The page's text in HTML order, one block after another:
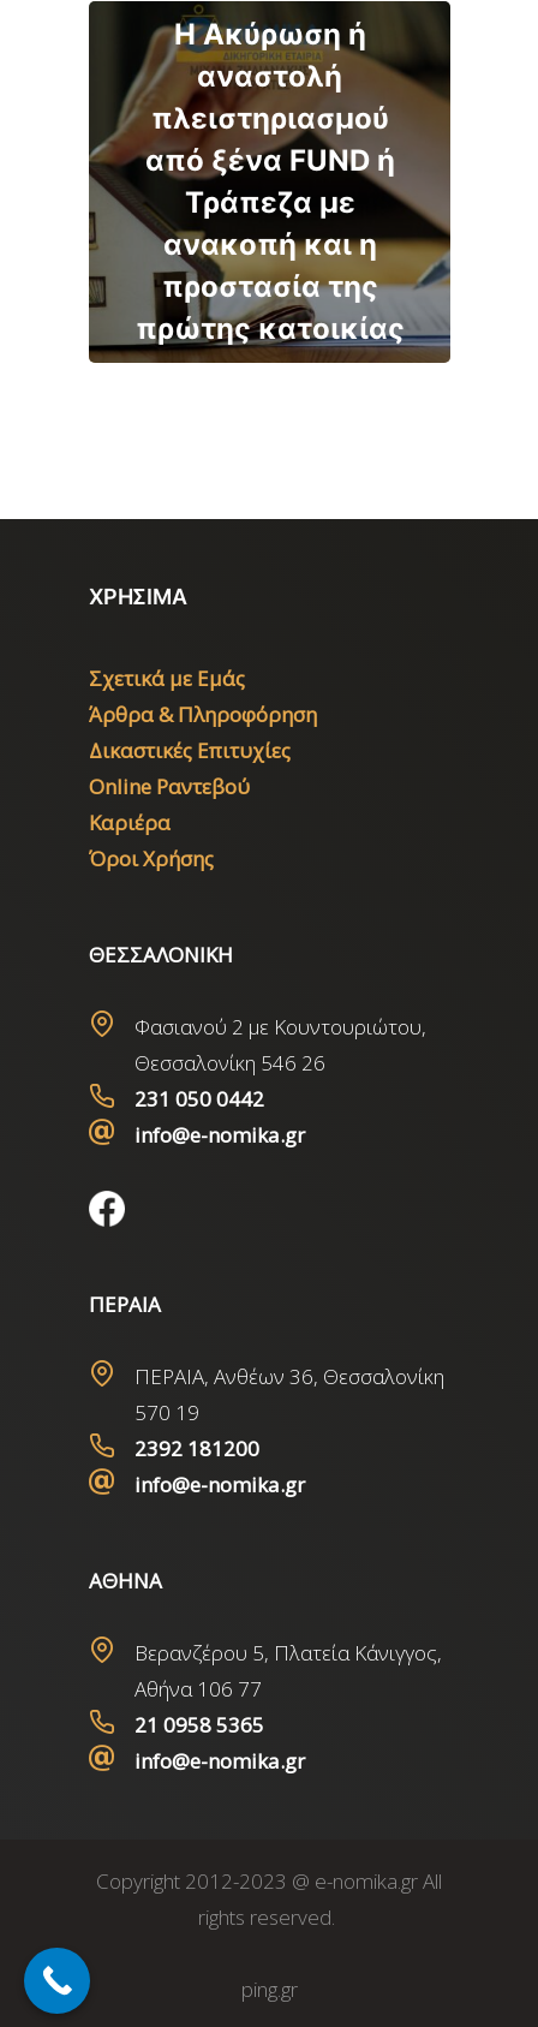
Η Ακύρωση ή
αναστολή
πλειστηριασμού
από ξένα FUND ή
Τράπεζα με
ανακοπή και η
προστασία της
πρώτης κατοικίας
ΧΡΗΣΙΜΑ
Σχετικά με Εμάς
Άρθρα & Πληροφόρηση
Δικαστικές Επιτυχίες
Online Ραντεβού
Καριέρα
Όροι Χρήσης
ΘΕΣΣΑΛΟΝΙΚΗ
Φασιανού 2 με Κουντουριώτου,
Θεσσαλονίκη 546 26
231 050 0442
info@e-nomika.gr
ΠΕΡΑΙΑ
ΠΕΡΑΙΑ, Ανθέων 36, Θεσσαλονίκη
570 19
2392 181200
info@e-nomika.gr
ΑΘΗΝΑ
Βερανζέρου 5, Πλατεία Κάνιγγος,
Αθήνα 106 77
21 0958 5365
info@e-nomika.gr
Copyright 2012-2023 @ e-nomika.gr All
rights reserved.
ping.gr